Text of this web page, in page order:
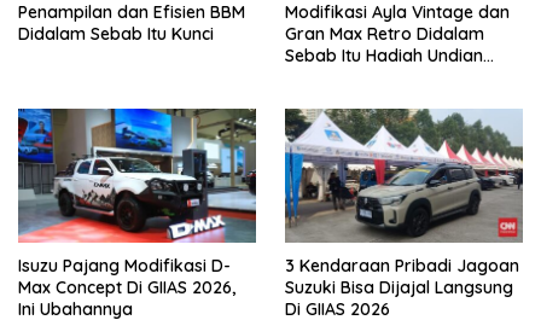
Penampilan dan Efisien BBM
Didalam Sebab Itu Kunci
Modifikasi Ayla Vintage dan
Gran Max Retro Didalam
Sebab Itu Hadiah Undian
Isuzu Pajang Modifikasi D-
Max Concept Di GIIAS 2026,
Ini Ubahannya
3 Kendaraan Pribadi Jagoan
Suzuki Bisa Dijajal Langsung
Di GIIAS 2026